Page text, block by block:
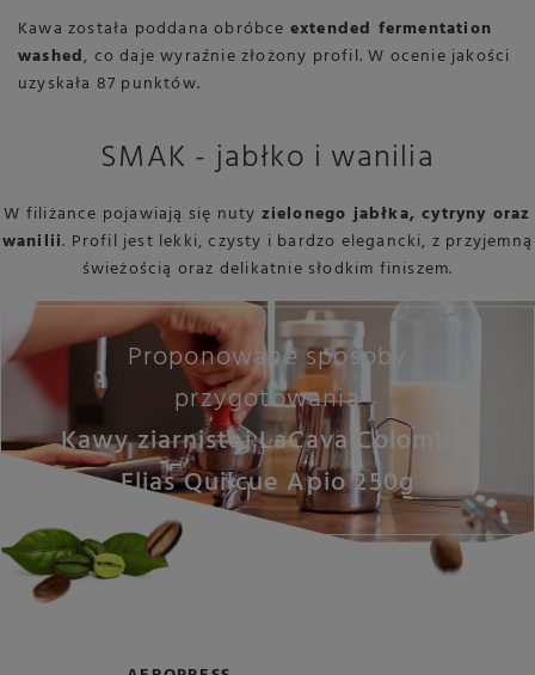
Kawa została poddana obróbce extended fermentation
washed, co daje wyraźnie złożony profil. W ocenie jakości
uzyskała 87 punktów.
SMAK - jabłko i wanilia
W filiżance pojawiają się nuty zielonego jabłka, cytryny oraz
wanilii. Profil jest lekki, czysty i bardzo elegancki, z przyjemną
świeżością oraz delikatnie słodkim finiszem.
Proponowane sposoby
przygotowania
Kawy ziarnistej LaCava Colombia
Elias Quilcue Apio 250g